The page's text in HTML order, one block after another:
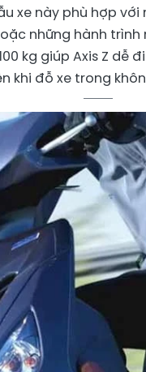
xe này phù hợp
những hành
kg giúp Axis Z dễ
khi đỗ xe trong